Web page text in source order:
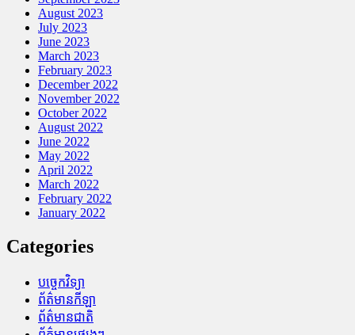
August 2023
July 2023
June 2023
March 2023
February 2023
December 2022
November 2022
October 2022
August 2022
June 2022
May 2022
April 2022
March 2022
February 2022
January 2022
Categories
បច្ចេកវិទ្យា
ព័ត៌មានកីឡា
ព័ត៌មានជាតិ